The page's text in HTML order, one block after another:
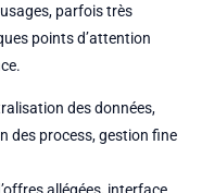
parfois très
points d’attention
des données,
des process, gestion fine
allégées, interface